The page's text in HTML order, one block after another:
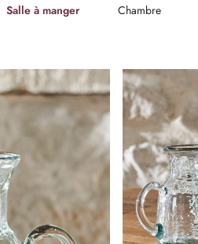
Salle à manger Chambre